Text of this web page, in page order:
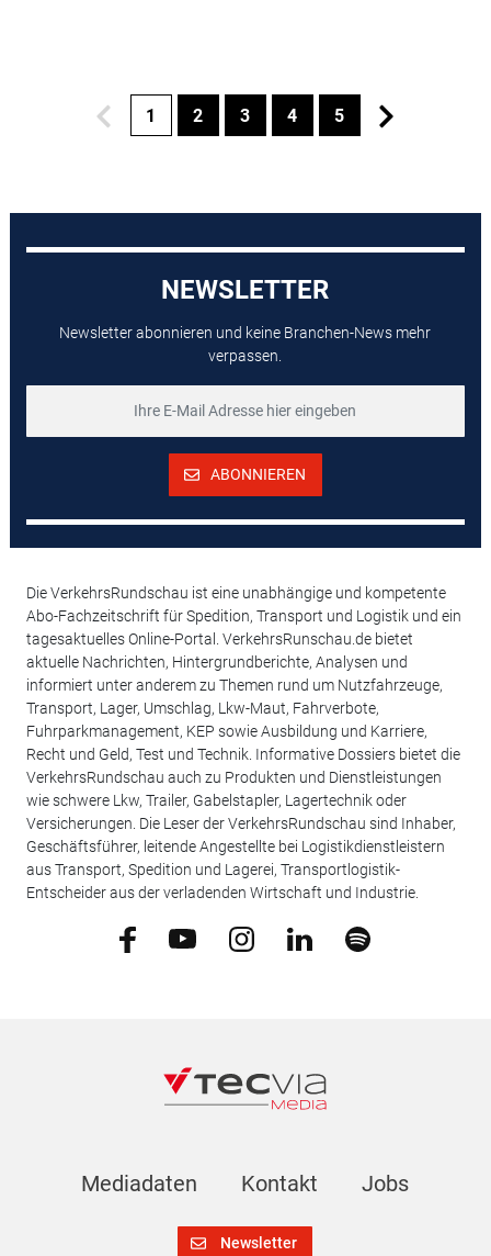
1 2 3 4 5
NEWSLETTER
Newsletter abonnieren und keine Branchen-News mehr
verpassen.
ABONNIEREN
Die VerkehrsRundschau ist eine unabhängige und kompetente
Abo-Fachzeitschrift für Spedition, Transport und Logistik und ein
tagesaktuelles Online-Portal. VerkehrsRunschau.de bietet
aktuelle Nachrichten, Hintergrundberichte, Analysen und
informiert unter anderem zu Themen rund um Nutzfahrzeuge,
Transport, Lager, Umschlag, Lkw-Maut, Fahrverbote,
Fuhrparkmanagement, KEP sowie Ausbildung und Karriere,
Recht und Geld, Test und Technik. Informative Dossiers bietet die
VerkehrsRundschau auch zu Produkten und Dienstleistungen
wie schwere Lkw, Trailer, Gabelstapler, Lagertechnik oder
Versicherungen. Die Leser der VerkehrsRundschau sind Inhaber,
Geschäftsführer, leitende Angestellte bei Logistikdienstleistern
aus Transport, Spedition und Lagerei, Transportlogistik-
Entscheider aus der verladenden Wirtschaft und Industrie.
Mediadaten Kontakt Jobs
Newsletter